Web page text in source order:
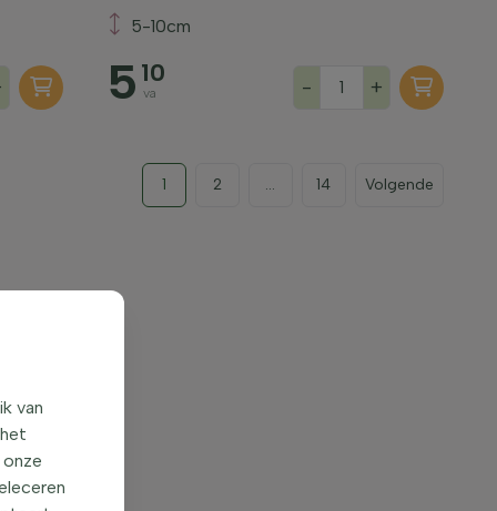
5-10cm
5 10
va - +
1 2 ... 14 Volgende
van